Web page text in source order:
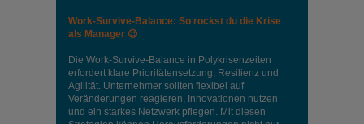
Work-Survive-Balance: So rockst du die Krise
als Manager 😉
Die Work-Survive-Balance in Polykrisenzeiten
erfordert klare Prioritätensetzung, Resilienz und
Agilität. Unternehmer sollten flexibel auf
Veränderungen reagieren, Innovationen nutzen
und ein starkes Netzwerk pflegen. Mit diesen